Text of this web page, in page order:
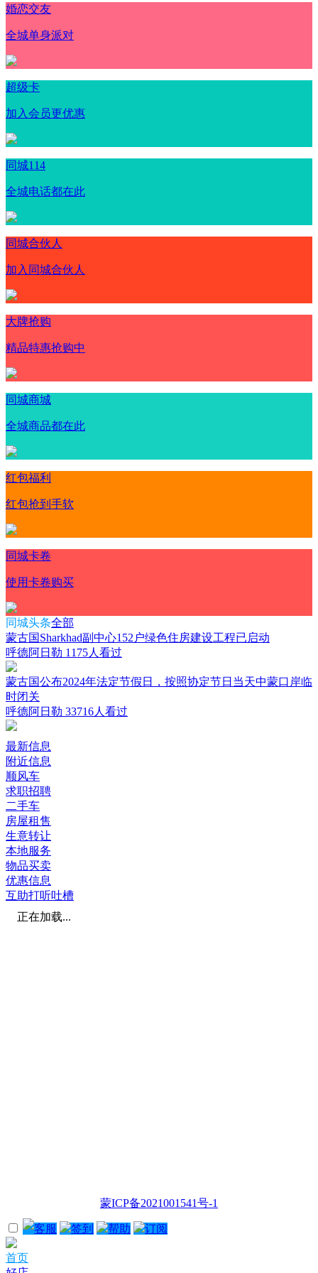
婚恋交友
全城单身派对
超级卡
加入会员更优惠
同城114
全城电话都在此
同城合伙人
加入同城合伙人
大牌抢购
精品特惠抢购中
同城商城
全城商品都在此
红包福利
红包抢到手软
同城卡卷
使用卡卷购买
同城头条全部
蒙古国Sharkhad副中心152户绿色住房建设工程已启动
呼德阿日勒 1175人看过
蒙古国公布2024年法定节假日，按照协定节日当天中蒙口岸临
时闭关
呼德阿日勒 33716人看过
最新信息
附近信息
顺风车
求职招聘
二手车
房屋租售
生意转让
本地服务
物品买卖
优惠信息
互助打听吐槽
正在加载...
蒙ICP备2021001541号-1
客服 签到 帮助 订阅
首页